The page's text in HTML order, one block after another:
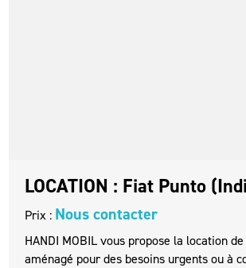
LOCATION : Fiat Punto
Prix : Nous contacter
HANDI MOBIL vous propose la location
aménagé pour des besoins urgents ou à